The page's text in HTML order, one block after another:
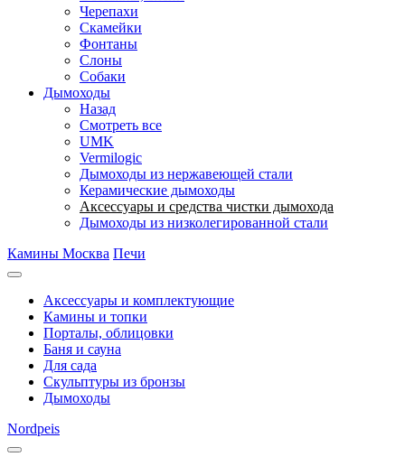
Черепахи
Скамейки
Фонтаны
Слоны
Собаки
Дымоходы
Назад
Смотреть все
UMK
Vermilogic
Дымоходы из нержавеющей стали
Керамические дымоходы
Аксессуары и средства чистки дымохода
Дымоходы из низколегированной стали
Камины Москва Печи
Аксессуары и комплектующие
Камины и топки
Порталы, облицовки
Баня и сауна
Для сада
Скульптуры из бронзы
Дымоходы
Nordpeis